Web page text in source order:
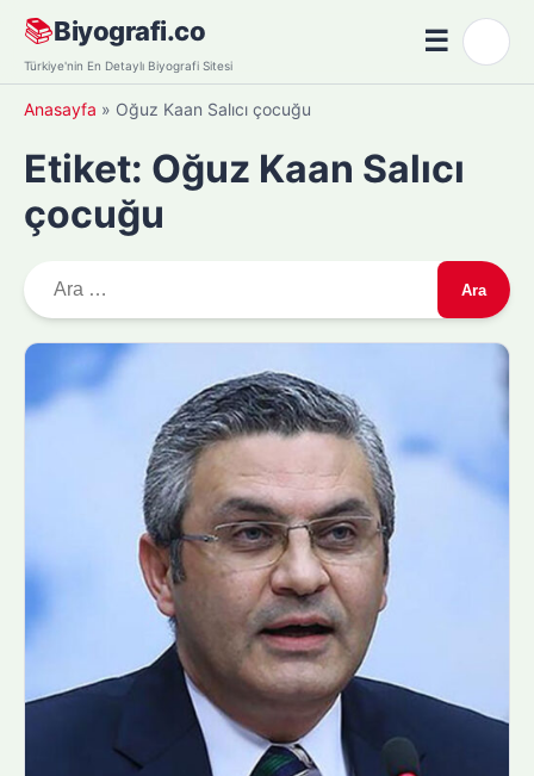
Skip
content
📚Biyografi.co
Türkiye'nin En Detaylı Biyografi Sitesi
☰Menü
Anasayfa » Oğuz Kaan Salıcı çocuğu
Etiket: Oğuz Kaan Salıcı
çocuğu
r
: